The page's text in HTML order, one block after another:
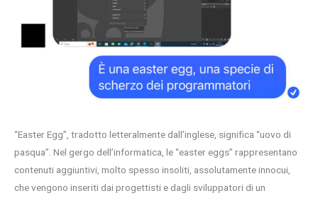
“Easter Egg”, tradotto letteralmente dall’inglese, significa “uovo di
pasqua”. Nel gergo dell’informatica, le “easter eggs” rappresentano
contenuti aggiuntivi, molto spesso insoliti, assolutamente innocui,
che vengono inseriti dai progettisti e dagli sviluppatori di un